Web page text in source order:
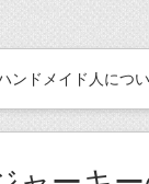
ンドメイド人につ